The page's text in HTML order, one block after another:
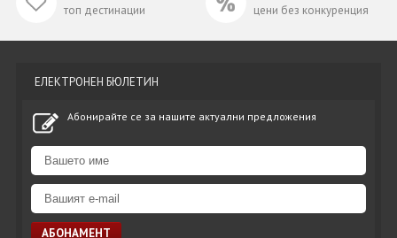
топ дестинации цени без конкуренция
ЕЛЕКТРОНЕН БЮЛЕТИН
Абонирайте се за нашите актуални предложения